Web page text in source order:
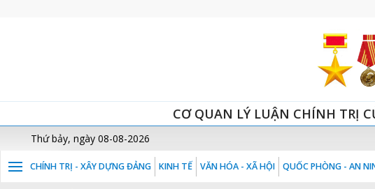
CƠ QUAN LÝ LUẬN CHÍNH TRỊ
Thứ bảy, ngày 08-08-2026
CHÍNH TRỊ - XÂY DỰNG ĐẢNG KINH TẾ VĂN HÓA - XÃ HỘI QUỐC PHÒNG - AN